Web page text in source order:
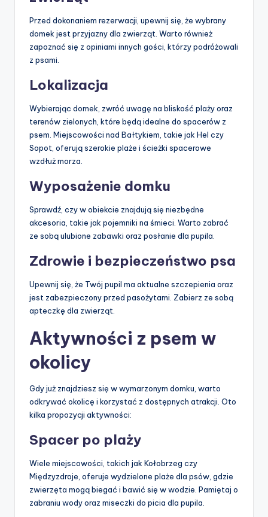
Przed dokonaniem rezerwacji, upewnij się, że wybrany
domek jest przyjazny dla zwierząt. Warto również
zapoznać się z opiniami innych gości, którzy podróżowali
z psami.
Lokalizacja
Wybierając domek, zwróć uwagę na bliskość plaży oraz
terenów zielonych, które będą idealne do spacerów z
psem. Miejscowości nad Bałtykiem, takie jak Hel czy
Sopot, oferują szerokie plaże i ścieżki spacerowe
wzdłuż morza.
Wyposażenie domku
Sprawdź, czy w obiekcie znajdują się niezbędne
akcesoria, takie jak pojemniki na śmieci. Warto zabrać
ze sobą ulubione zabawki oraz posłanie dla pupila.
Zdrowie i bezpieczeństwo psa
Upewnij się, że Twój pupil ma aktualne szczepienia oraz
jest zabezpieczony przed pasożytami. Zabierz ze sobą
apteczkę dla zwierząt.
Aktywności z psem w
okolicy
Gdy już znajdziesz się w wymarzonym domku, warto
odkrywać okolicę i korzystać z dostępnych atrakcji. Oto
kilka propozycji aktywności:
Spacer po plaży
Wiele miejscowości, takich jak Kołobrzeg czy
Międzyzdroje, oferuje wydzielone plaże dla psów, gdzie
zwierzęta mogą biegać i bawić się w wodzie. Pamiętaj o
zabraniu wody oraz miseczki do picia dla pupila.